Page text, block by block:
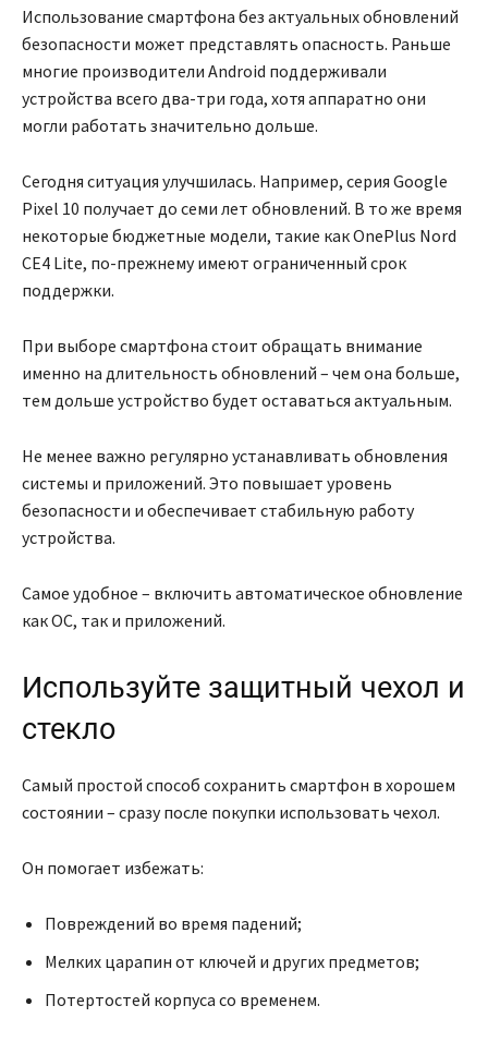
Использование смартфона без актуальных обновлений
безопасности может представлять опасность. Раньше
многие производители Android поддерживали
устройства всего два-три года, хотя аппаратно они
могли работать значительно дольше.
Сегодня ситуация улучшилась. Например, серия Google
Pixel 10 получает до семи лет обновлений. В то же время
некоторые бюджетные модели, такие как OnePlus Nord
CE4 Lite, по-прежнему имеют ограниченный срок
поддержки.
При выборе смартфона стоит обращать внимание
именно на длительность обновлений – чем она больше,
тем дольше устройство будет оставаться актуальным.
Не менее важно регулярно устанавливать обновления
системы и приложений. Это повышает уровень
безопасности и обеспечивает стабильную работу
устройства.
Самое удобное – включить автоматическое обновление
как ОС, так и приложений.
Используйте защитный чехол и
стекло
Самый простой способ сохранить смартфон в хорошем
состоянии – сразу после покупки использовать чехол.
Он помогает избежать:
Повреждений во время падений;
Мелких царапин от ключей и других предметов;
Потертостей корпуса со временем.